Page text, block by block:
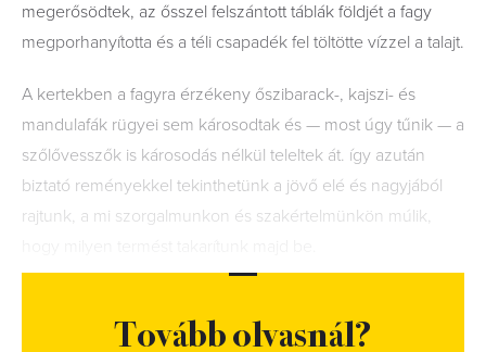
megerősödtek, az ősszel felszántott táblák földjét a fagy
megporhanyította és a téli csapadék fel töltötte vízzel a talajt.
A kertekben a fagyra érzékeny őszibarack-, kajszi- és
mandulafák rügyei sem károsodtak és — most úgy tűnik — a
szőlővesszők is károsodás nélkül teleltek át. így azután
biztató reményekkel tekinthetünk a jövő elé és nagyjából
rajtunk, a mi szorgalmunkon és szakértelmünkön múlik,
Tovább olvasnál?